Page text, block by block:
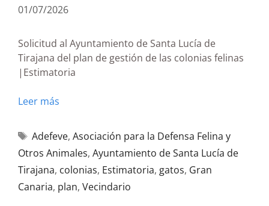
01/07/2026
Solicitud al Ayuntamiento de Santa Lucía de
Tirajana del plan de gestión de las colonias felinas
|Estimatoria
Leer más
Adefeve, Asociación para la Defensa Felina y
Otros Animales, Ayuntamiento de Santa Lucía de
Tirajana, colonias, Estimatoria, gatos, Gran
Canaria, plan, Vecindario